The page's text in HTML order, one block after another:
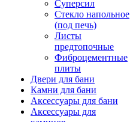
Суперсил
Стекло напольное
(под печь)
Листы
предтопочные
Фиброцементные
плиты
Двери для бани
Камни для бани
Аксессуары для бани
Аксессуары для